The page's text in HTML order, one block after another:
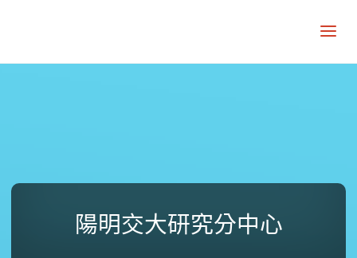
陽明交大研究分中心